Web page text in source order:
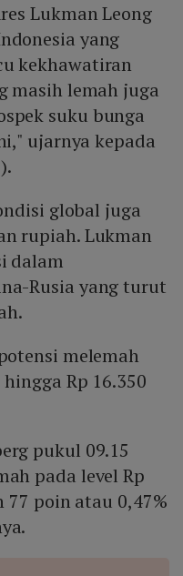
Lukman Leong
yang
kekhawatiran
masih lemah juga
suku bunga
ujarnya kepada
global juga
rupiah. Lukman
dalam
Rusia yang turut
melemah
Rp 16.350
pukul 09.15
pada level Rp
77 poin atau 0,47%